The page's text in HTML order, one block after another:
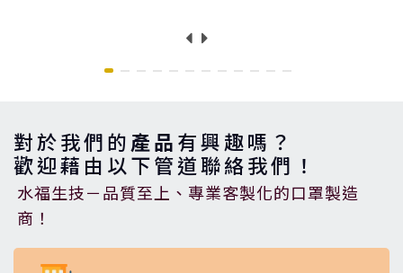
對於我們的產品有興趣嗎？
歡迎藉由以下管道聯絡我們！
水福生技－品質至上、專業客製化的口罩製造
商！